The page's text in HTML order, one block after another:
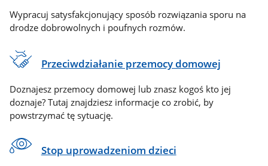
Wypracuj satysfakcjonujący sposób rozwiązania sporu na
drodze dobrowolnych i poufnych rozmów.
Przeciwdziałanie przemocy domowej
Doznajesz przemocy domowej lub znasz kogoś kto jej
doznaje? Tutaj znajdziesz informacje co zrobić, by
powstrzymać tę sytuację.
Stop uprowadzeniom dzieci